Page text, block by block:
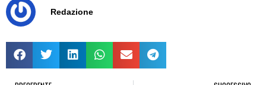
Redazione